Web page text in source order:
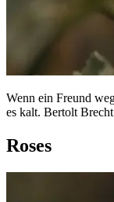
Wenn ein Freund
es kalt. Bertolt
Roses